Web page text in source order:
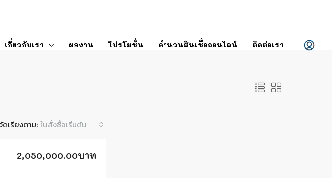
เกี่ยวกับเรา ผลงาน โปรโมชั่น คำนวนสินเชื่อออนไลน์ ติดต่อเรา
ดเรียงตาม: ใบสั่งซื้อเริ่มต้น
2,050,000.00บาท